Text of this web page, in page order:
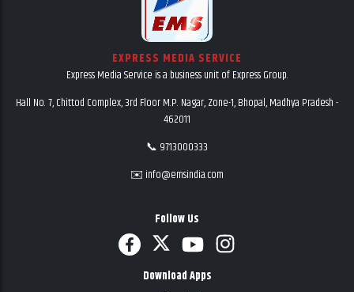
EXPRESS MEDIA SERVICE
Express Media Service is a business unit of Express Group.
Hall No. 7, Chittod Complex, 3rd Floor M.P. Nagar, Zone-1, Bhopal, Madhya Pradesh -
462011
📞 9713000333
✉️ info@emsindia.com
Follow Us
Download Apps